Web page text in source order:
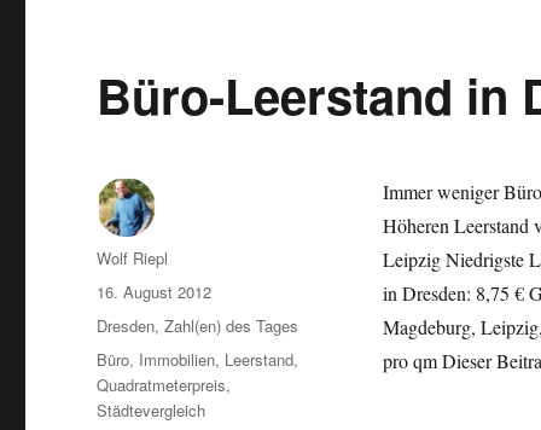
Büro-Leerstand in
Immer weniger
Höheren Leerstand
Leipzig Niedrigste
in Dresden: 8,75 €
Magdeburg,
pro qm Dieser
Autor
Wolf Riepl
Veröffentlicht
am
16. August 2012
Kategorien
Dresden,Zahl(en) des Tages
Schlagwörter
Büro, Immobilien, Leerstand,
Quadratmeterpreis,
Städtevergleich